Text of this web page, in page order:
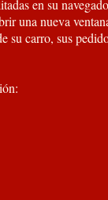
en su
una nueva
su carro, sus